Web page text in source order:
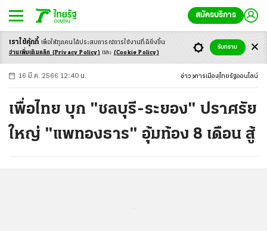
สมัครบริการ
-ก ก ก+
16 มี.ค. 2566 12:40 น. ข่าว การเมือง ไทยรัฐออนไลน์
เพื่อไทย บุก "ชลบุรี-ระยอง" ปราศรัย
ใหญ่ "แพทองธาร" อุ้มท้อง 8 เดือน สู้
เราใช้คุ้กกี้ เพื่อให้ทุกคนได้ประสบการณ์การใช้งานที่ดียิ่งขึ้น
อ่านเพิ่มเติมคลิก (Privacy Policy) และ (Cookie Policy)
รับทราบ